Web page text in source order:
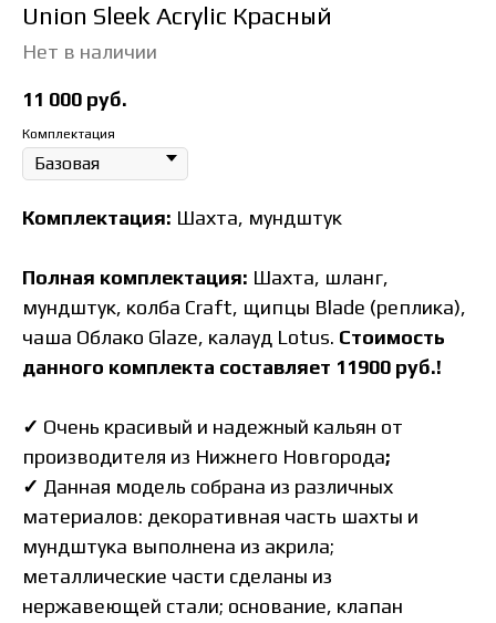
Union Sleek Acrylic Красный
Нет в наличии
11 000 руб.
Комплектация
Комплектация: Шахта, мундштук
Полная комплектация: Шахта, шланг,
мундштук, колба Craft, щипцы Blade (реплика),
чаша Облако Glaze, калауд Lotus. Стоимость
данного комплекта составляет 11900 руб.!
✓ Очень красивый и надежный кальян от
производителя из Нижнего Новгорода;
✓ Данная модель собрана из различных
материалов: декоративная часть шахты и
мундштука выполнена из акрила;
металлические части сделаны из
нержавеющей стали; основание, клапан